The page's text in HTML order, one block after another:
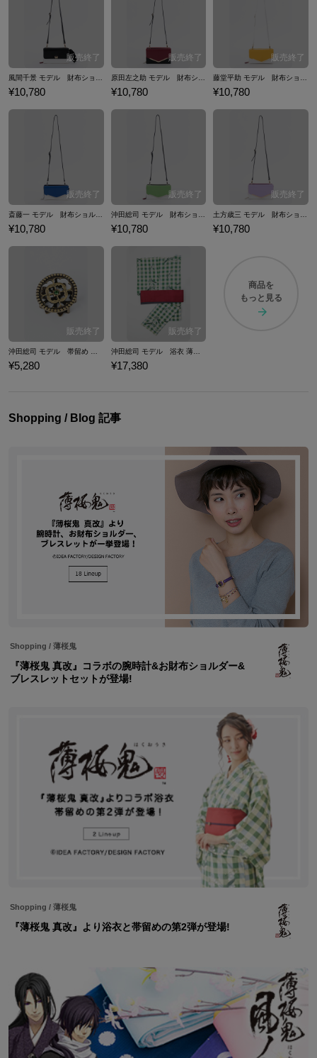
風間千景 モデル 財布ショルダー 薄桜鬼 真改
¥10,780
原田左之助 モデル 財布ショルダー 薄桜鬼 真改
¥10,780
藤堂平助 モデル 財布ショルダー 薄桜鬼 真改
¥10,780
¥10,780 ¥10,780 ¥10,780
¥5,280
沖田総司 モデル 浴衣 薄桜鬼 真改
¥17,380
商品を
もっと見る
Shopping / Blog 記事
Shopping / 薄桜鬼
『薄桜鬼 真改』コラボの腕時計&お財布ショルダー&
ブレスレットセットが登場!
Shopping / 薄桜鬼
『薄桜鬼 真改』より浴衣と帯留めの第2弾が登場!